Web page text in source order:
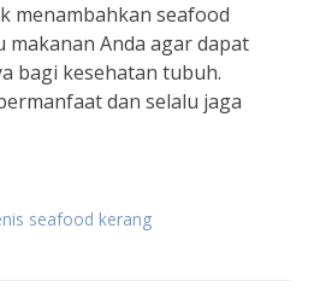
menambahkan seafood
makanan Anda agar dapat
bagi kesehatan tubuh.
dan selalu jaga
seafood kerang